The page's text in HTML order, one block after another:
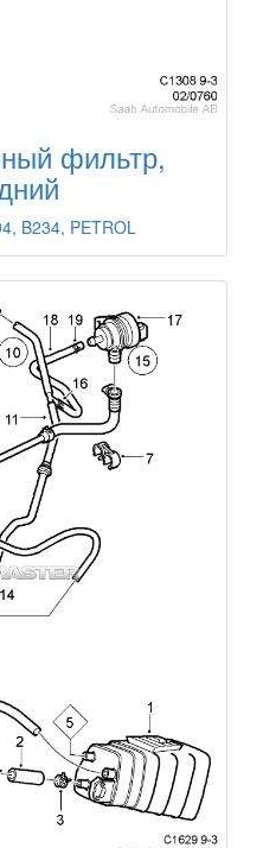
фильтр,
B234, PETROL